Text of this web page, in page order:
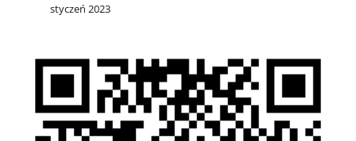
styczeń 2023